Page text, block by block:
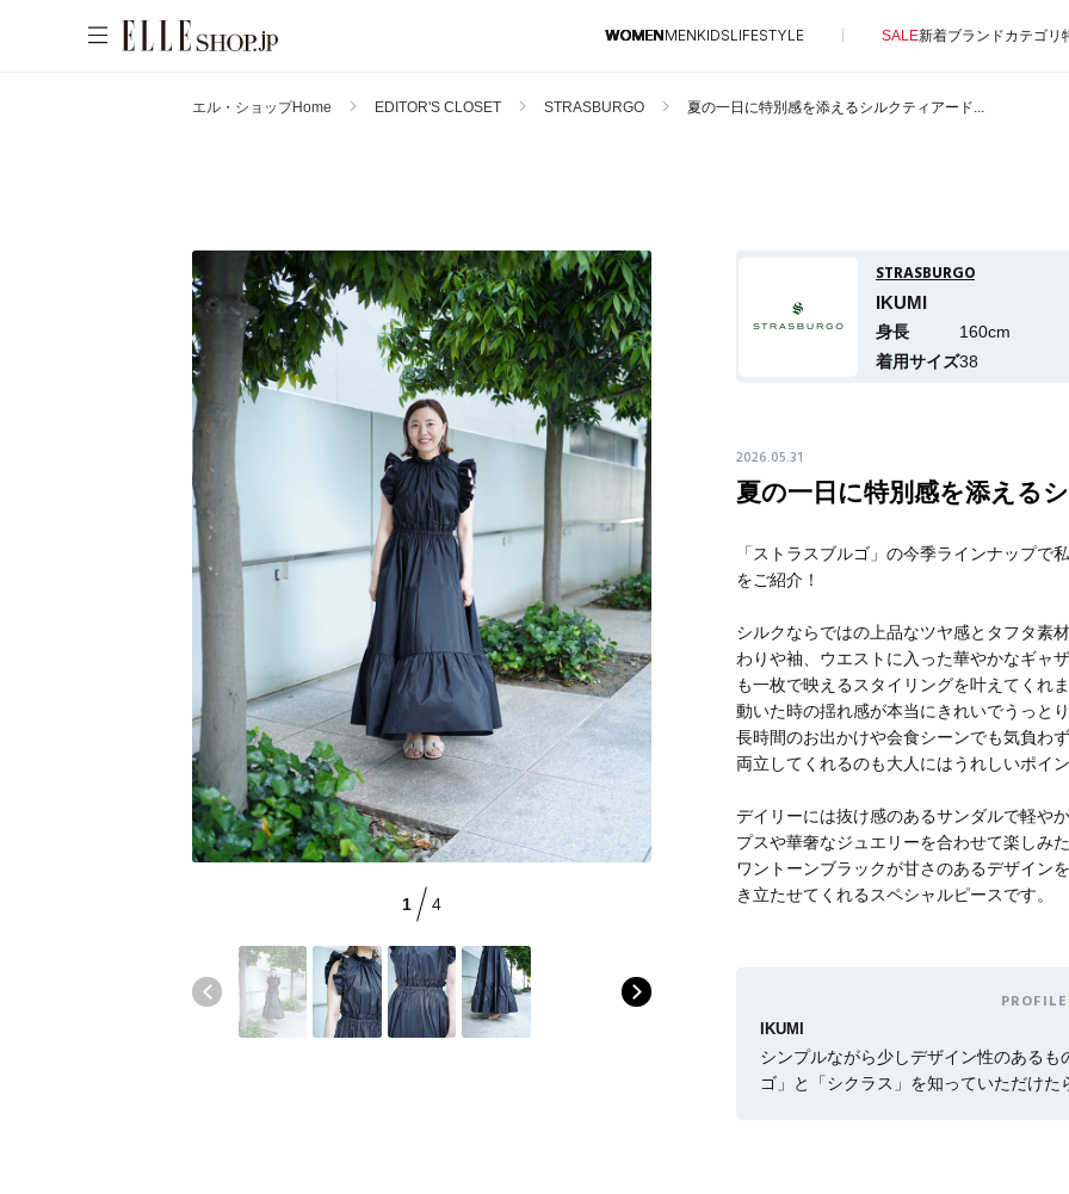
WOMENMENKIDSLIFESTYLE SALE新着ブランドカテゴリ
新着アイテム
再入荷アイテム
ランキング
ブランド
最旬！トレンドワード
【Tシャツ】デイリーに活躍
【サンダル】ビーサンの季節！
【ワンピース】猛暑日はこれ！
【リネン】涼しい夏素材
【レース】上品な透け感
【限定】ここでしか買えないアイテム
【ペプラム】トレンドシルエット
『ELLE』最新号掲載
【ジュエリー】シルバーでクールに
CATEGORY
ブラウス・シャツ
カットソー・Tシャツ
ワンピース・チュニック
パンツ
スカート
ジャケット
ルームウェア・パジャマ
すべてのシューズ
サンダル
パンプス
スニーカー
フラットシューズ
レインシューズ
バッグ・財布
すべてのバッグ・財布
カゴバッグ
ショルダーバッグ
トートバッグ
ハンドバッグ
クラッチバッグ
ボストンバッグ
スーツケース
ファッション小物
すべてのファッション小物
ストール・マフラー・ケープ
帽子・イヤーマフ
ヘアアクセサリー
スマートフォンケース・タブレットケース
グローブ
レッグウェア
アクセサリー
すべてのアクセサリー
ピアス・イヤリング
コサージュ・ブローチ
アンクレット
ランジェリー
すべてのランジェリー
スポーツ
バッグ・小物
水着・スイムウェア
HOT STYLE
EDITOR'S CLOSET
PERSONAL COLOR
エディター厳選ギフト
Stay in
the Loop
ELLE SHOP APP
お気に入りブランド
ポイント・クーポン
アカウント連携
カスタマーサポート
エル・ショップについて
エル・ショップHome EDITOR'S CLOSET STRASBURGO 夏の一日に特別感を添えるシルクティアード...
1 4
STRASBURGO
IKUMI
身長
160cm
着用サイズ38
2026.05.31
夏の一日に特別感を添える
「ストラスブルゴ」の今季ラインナップで
をご紹介！
シルクならではの上品なツヤ感とタフタ素
わりや袖、ウエストに入った華やかなギャ
も一枚で映えるスタイリングを叶えてくれ
動いた時の揺れ感が本当にきれいでうっと
長時間のお出かけや会食シーンでも気負わ
両立してくれるのも大人にはうれしいポイン
デイリーには抜け感のあるサンダルで軽や
プスや華奢なジュエリーを合わせて楽しみ
ワントーンブラックが甘さのあるデザイン
き立たせてくれるスペシャルピースです。
PROFILE
IKUMI
シンプルながら少しデザイン性のある
ゴ」と「シクラス」を知っていただけた